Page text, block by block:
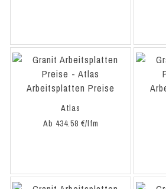
Atlas
Ab 434.58 €/lfm